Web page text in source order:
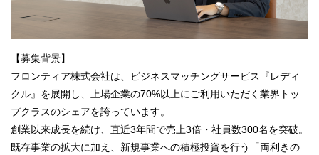
【募集背景】
フロンティア株式会社は、ビジネスマッチングサービス『レディ
クル』を展開し、上場企業の70%以上にご利用いただく業界トッ
プクラスのシェアを誇っています。
創業以来成長を続け、直近3年間で売上3倍・社員数300名を突破。
既存事業の拡大に加え、新規事業への積極投資を行う「両利きの